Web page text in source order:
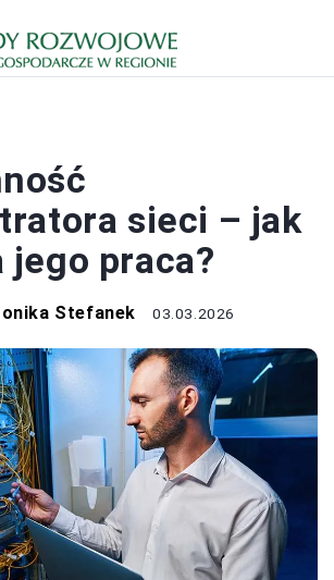
sieci – jak
jego praca?
Stefanek 03.03.2026